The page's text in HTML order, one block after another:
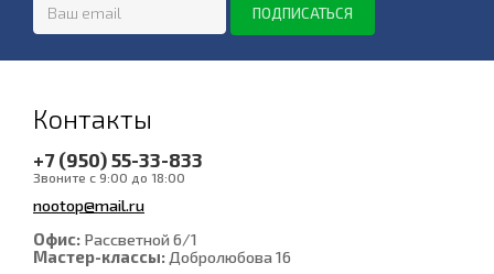
Контакты
+7 (950) 55-33-833
Звоните с 9:00 до 18:00
nootop@mail.ru
Офис: Рассветной 6/1
Мастер-классы: Добролюбова 16